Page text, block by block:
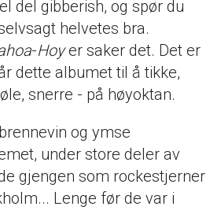
del gibberish, og spør du
helvetes bra.
-Hoyer saker det. Det er
dette albumet til å tikke,
snerre - på høyoktan.
og ymse
under store deler av
gjengen som rockestjerner
Lenge før de var i